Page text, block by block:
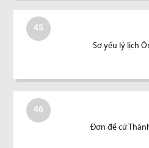
45
Sơ yếu lý lịch
46
Đơn đề cử